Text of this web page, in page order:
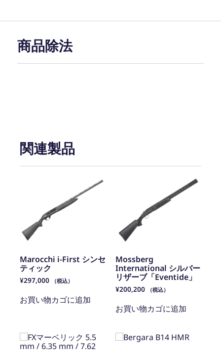
商品除法
関連製品
Marocchi i-First シンセ
ティック
¥297,000 （税込）
お買い物カゴに追加
Mossberg
International シルバー
リザーブ「Eventide」
¥200,200 （税込）
お買い物カゴに追加